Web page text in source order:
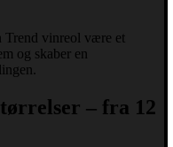
vinreol være et
og skaber en
– fra 12